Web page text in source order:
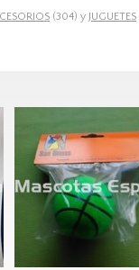
(304) y JUGUETES